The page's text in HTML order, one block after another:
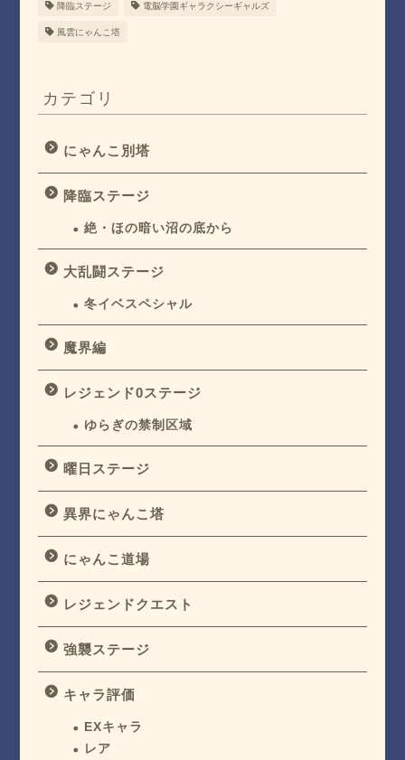
降臨ステージ 電脳学園ギャラクシーギャルズ
風雲にゃんこ塔
カテゴリ
にゃんこ別塔
降臨ステージ
絶・ほの暗い沼の底から
大乱闘ステージ
冬イベスペシャル
魔界編
レジェンド0ステージ
ゆらぎの禁制区域
曜日ステージ
異界にゃんこ塔
にゃんこ道場
レジェンドクエスト
強襲ステージ
キャラ評価
EXキャラ
レア